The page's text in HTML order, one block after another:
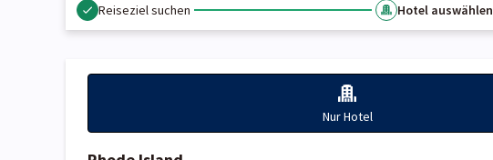
Reiseziel suchen Hotel auswählen
Nur Hotel